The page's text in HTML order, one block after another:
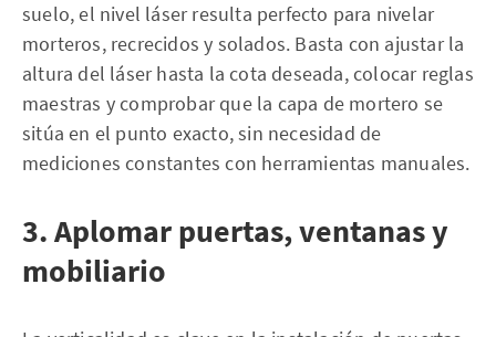
suelo, el nivel láser resulta perfecto para nivelar
morteros, recrecidos y solados. Basta con ajustar la
altura del láser hasta la cota deseada, colocar reglas
maestras y comprobar que la capa de mortero se
sitúa en el punto exacto, sin necesidad de
mediciones constantes con herramientas manuales.
3. Aplomar puertas, ventanas y
mobiliario